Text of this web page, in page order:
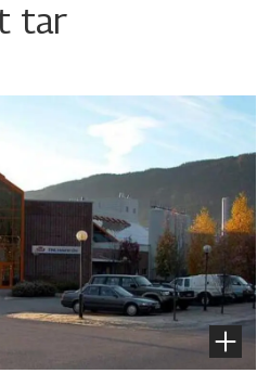
tar